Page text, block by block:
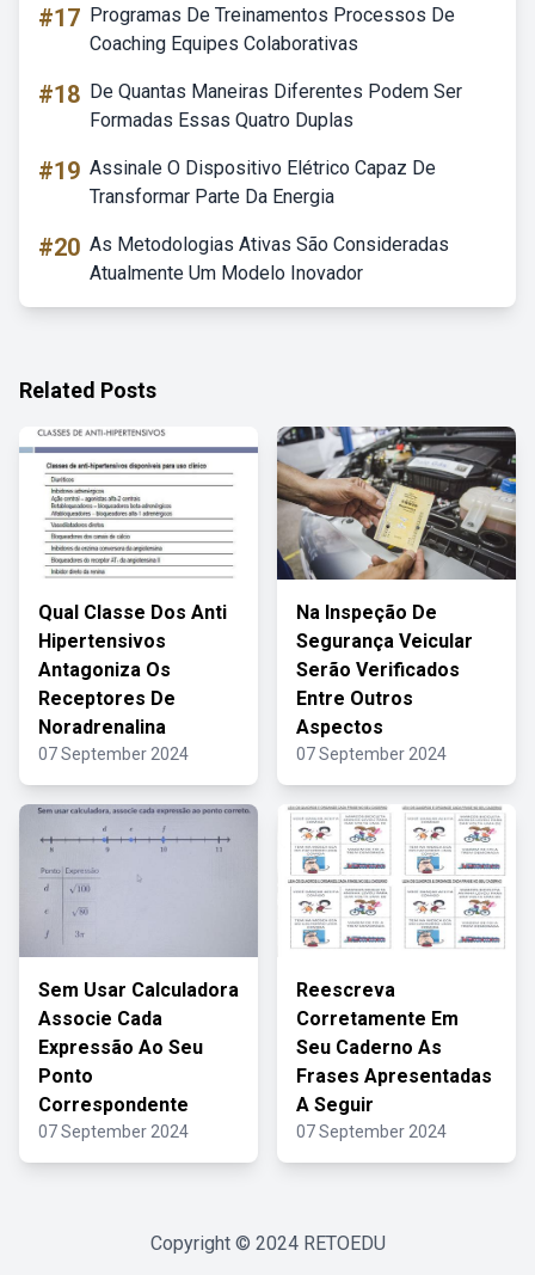
#17 Programas De Treinamentos Processos De
Coaching Equipes Colaborativas
#18 De Quantas Maneiras Diferentes Podem Ser
Formadas Essas Quatro Duplas
#19 Assinale O Dispositivo Elétrico Capaz De
Transformar Parte Da Energia
#20 As Metodologias Ativas São Consideradas
Atualmente Um Modelo Inovador
Related Posts
Qual Classe Dos Anti
Hipertensivos
Antagoniza Os
Receptores De
Noradrenalina
07 September 2024
Na Inspeção De
Segurança Veicular
Serão Verificados
Entre Outros
Aspectos
07 September 2024
Sem Usar Calculadora
Associe Cada
Expressão Ao Seu
Ponto
Correspondente
07 September 2024
Reescreva
Corretamente Em
Seu Caderno As
Frases Apresentadas
A Seguir
07 September 2024
Copyright © 2024 RETOEDU